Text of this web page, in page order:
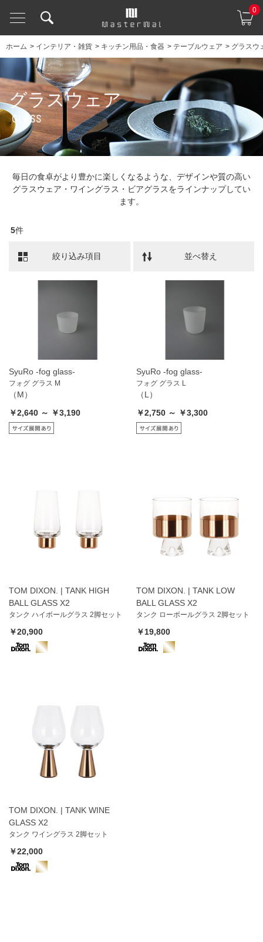
0
ホーム > インテリア・雑貨 > キッチン用品・食器 > テーブルウェア > グラスウ
グラスウェア
GLASS
毎日の食卓がより豊かに楽しくなるような、デザインや質の高い
グラスウェア・ワイングラス・ビアグラスをラインナップしてい
ます。
5件
絞り込み項目 並べ替え
SyuRo -fog glass-
フォグ グラス M
（M）
￥2,640 ～ ￥3,190
SyuRo -fog glass-
フォグ グラス L
（L）
￥2,750 ～ ￥3,300
TOM DIXON. | TANK HIGH
BALL GLASS X2
タンク ハイボールグラス 2脚セット
￥20,900
TOM DIXON. | TANK LOW
BALL GLASS X2
タンク ローボールグラス 2脚セット
￥19,800
TOM DIXON. | TANK WINE
GLASS X2
タンク ワイングラス 2脚セット
￥22,000